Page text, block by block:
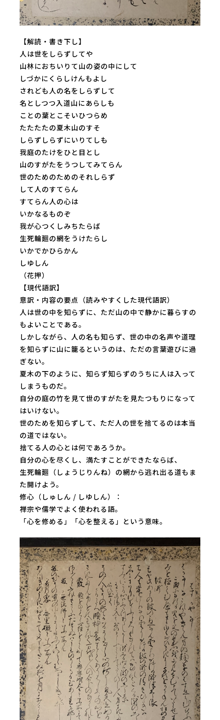
【解読・書き下し】
人は世をしらずしてや
山林におちいりて山の姿の中にして
しづかにくらしけんもよし
されども人の名をしらずして
名としつつ入道山にあらしも
ことの葉とこそいひつらめ
たたたたの夏木山のすそ
しらずしらずにいりてしも
我庭のたけをひと目とし
山のすがたをうつしてみてらん
世のためのためのそれしらず
して人のすてらん
すてらん人の心は
いかなるものぞ
我が心つくしみちたらば
生死輪廻の網をうけたらし
いかでかひらかん
しゆしん
（花押）
【現代語訳】
意訳・内容の要点（読みやすくした現代語訳）
人は世の中を知らずに、ただ山の中で静かに暮らすの
もよいことである。
しかしながら、人の名も知らず、世の中の名声や道理
を知らずに山に籠るというのは、ただの言葉遊びに過
ぎない。
夏木の下のように、知らず知らずのうちに人は入って
しまうものだ。
自分の庭の竹を見て世のすがたを見たつもりになって
はいけない。
世のためを知らずして、ただ人の世を捨てるのは本当
の道ではない。
捨てる人の心とは何であろうか。
自分の心を尽くし、満たすことができたならば、
生死輪廻（しょうじりんね）の網から逃れ出る道もま
た開けよう。
修心（しゅしん / しゆしん）：
禅宗や儒学でよく使われる語。
「心を修める」「心を整える」という意味。